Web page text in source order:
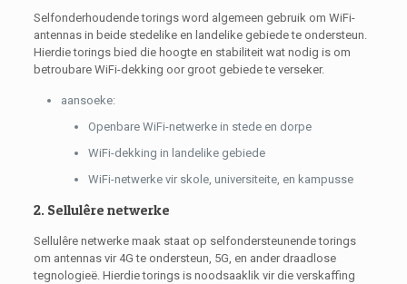
Selfonderhoudende torings word algemeen gebruik om WiFi-
antennas in beide stedelike en landelike gebiede te ondersteun.
Hierdie torings bied die hoogte en stabiliteit wat nodig is om
betroubare WiFi-dekking oor groot gebiede te verseker.
aansoeke:
Openbare WiFi-netwerke in stede en dorpe
WiFi-dekking in landelike gebiede
WiFi-netwerke vir skole, universiteite, en kampusse
2. Sellulêre netwerke
Sellulêre netwerke maak staat op selfondersteunende torings
om antennas vir 4G te ondersteun, 5G, en ander draadlose
tegnologieë. Hierdie torings is noodsaaklik vir die verskaffing